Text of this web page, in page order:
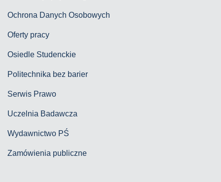
Ochrona Danych Osobowych
Oferty pracy
Osiedle Studenckie
Politechnika bez barier
Serwis Prawo
Uczelnia Badawcza
Wydawnictwo PŚ
Zamówienia publiczne